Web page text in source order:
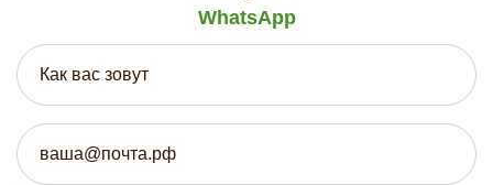
WhatsApp